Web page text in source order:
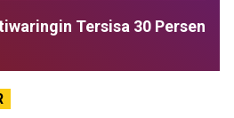
Tersisa 30 Persen